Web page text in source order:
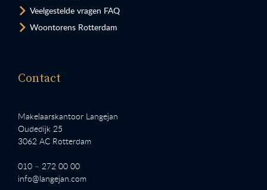
Veelgestelde vragen FAQ
Woontorens Rotterdam
Contact
Makelaarskantoor Langejan
Oudedijk 25
3062 AC Rotterdam
010 – 272 00 00
info@langejan.com